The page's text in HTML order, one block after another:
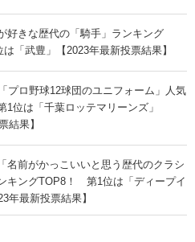
好きな歴代の「騎手」ランキング
「武豊」【2023年最新投票結果】
プロ野球12球団のユニフォーム」人気
位は「千葉ロッテマリーンズ」
結果】
名前がかっこいいと思う歴代のクラシ
キングTOP8！ 第1位は「ディープイ
年最新投票結果】